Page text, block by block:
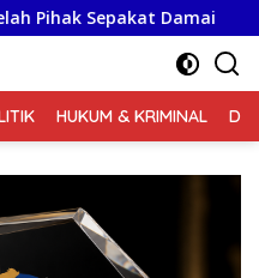
Damai
HUKUM & KRIMINAL